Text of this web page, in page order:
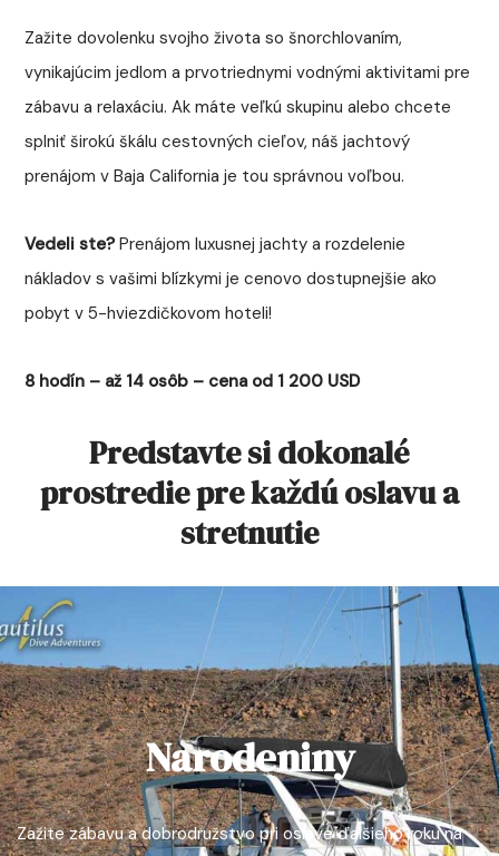
Zažite dovolenku svojho života so šnorchlovaním,
vynikajúcim jedlom a prvotriednymi vodnými aktivitami pre
zábavu a relaxáciu. Ak máte veľkú skupinu alebo chcete
splniť širokú škálu cestovných cieľov, náš jachtový
prenájom v Baja California je tou správnou voľbou.
Vedeli ste?Prenájom luxusnej jachty a rozdelenie
nákladov s vašimi blízkymi je cenovo dostupnejšie ako
pobyt v 5-hviezdičkovom hoteli!
8 hodín – až 14 osôb – cena od 1 200 USD
Predstavte si dokonalé
prostredie pre každú oslavu a
stretnutie
Narodeniny
Zažite zábavu a dobrodružstvo pri oslave ďalšieho roku na